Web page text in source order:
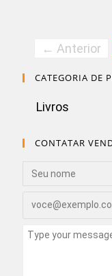
← Anterior
CATEGORIA DE
Livros
CONTATAR